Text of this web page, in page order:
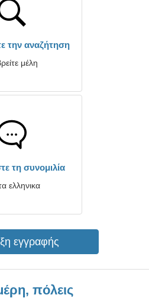
την αναζήτηση
μέλη
τη συνομιλία
ελληνικα
εγγραφής
πόλεις